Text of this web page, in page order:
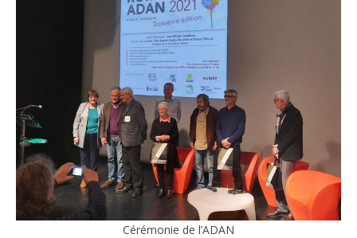
Cérémonie de l’ADAN